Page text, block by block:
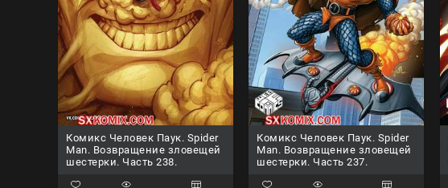
Комикс Человек Паук. Spider
Man. Возвращение зловещей
шестерки. Часть 238.
Комикс Человек Паук. Spider
Man. Возвращение зловещей
шестерки. Часть 237.